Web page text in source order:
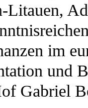
Litauen,
im
und
Gabriel